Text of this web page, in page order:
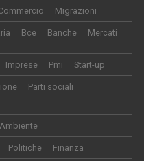
Migrazioni
Bce Banche Mercati
Imprese Pmi Start-up
Parti sociali
Ambiente
Politiche Finanza